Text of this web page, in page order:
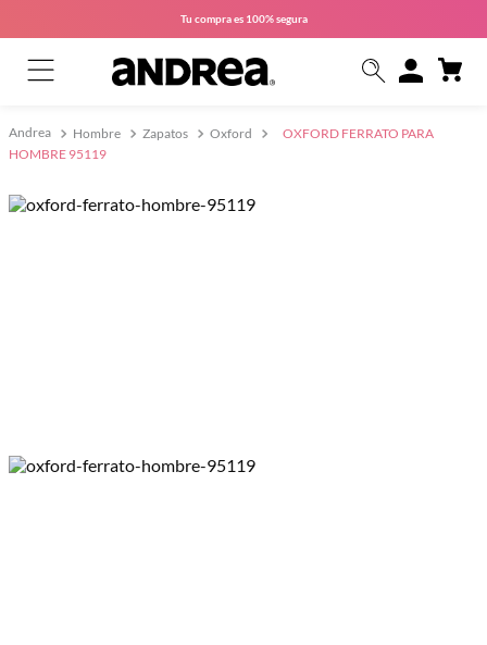
Tu compra es 100% segura
Hombre Zapatos Oxford
OXFORD FERRATO PARA
HOMBRE 95119